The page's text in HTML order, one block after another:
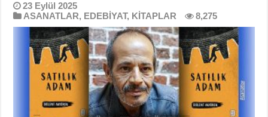
23 Eylül 2025
ASANATLAR, EDEBİYAT, KİTAPLAR 8,275